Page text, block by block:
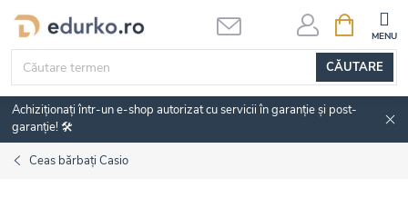
Treci
conținut
CĂUTARE
DE
Achiziționați într-un e-shop autorizat cu servicii în garanție și post-
garanție! 🛠️
Ceas bărbați Casio